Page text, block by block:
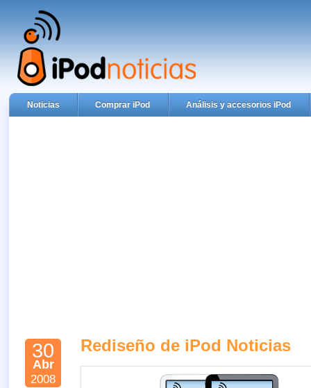
Noticias Comprar iPod Análisis y accesorios iPod
Rediseño de iPod Noticias
30
Abr
2008